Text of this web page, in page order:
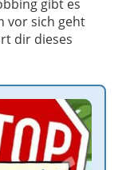
gibt es
vor sich geht
dir dieses